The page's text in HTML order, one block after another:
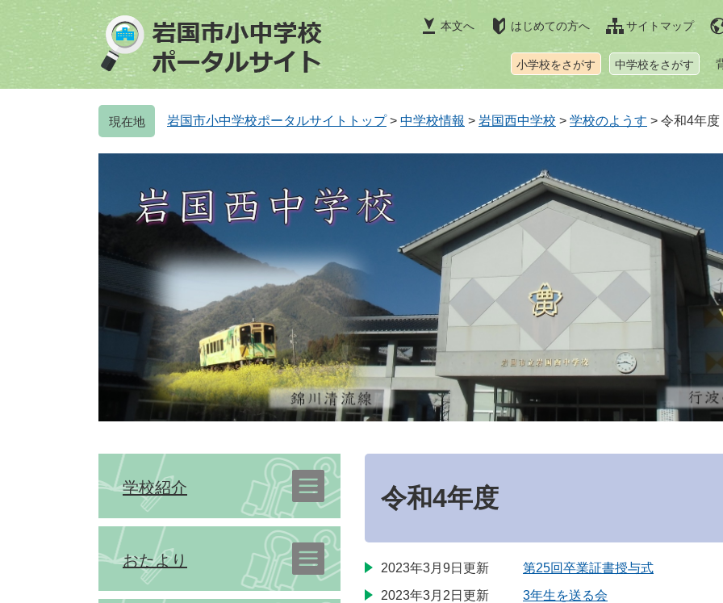
ジ
先
ュ
を
本文へ はじめての方へ サイトマップ
小学校をさがす 中学校をさがす
岩国市小中学校ポータルサイトトップ > 中学校情報 > 岩国西中学校 > 学校のようす > 令和4年度
令和4年度
2023年3月9日更新
第25回卒業証書授与式
2023年3月2日更新
3年生を送る会
学校紹介
おたより